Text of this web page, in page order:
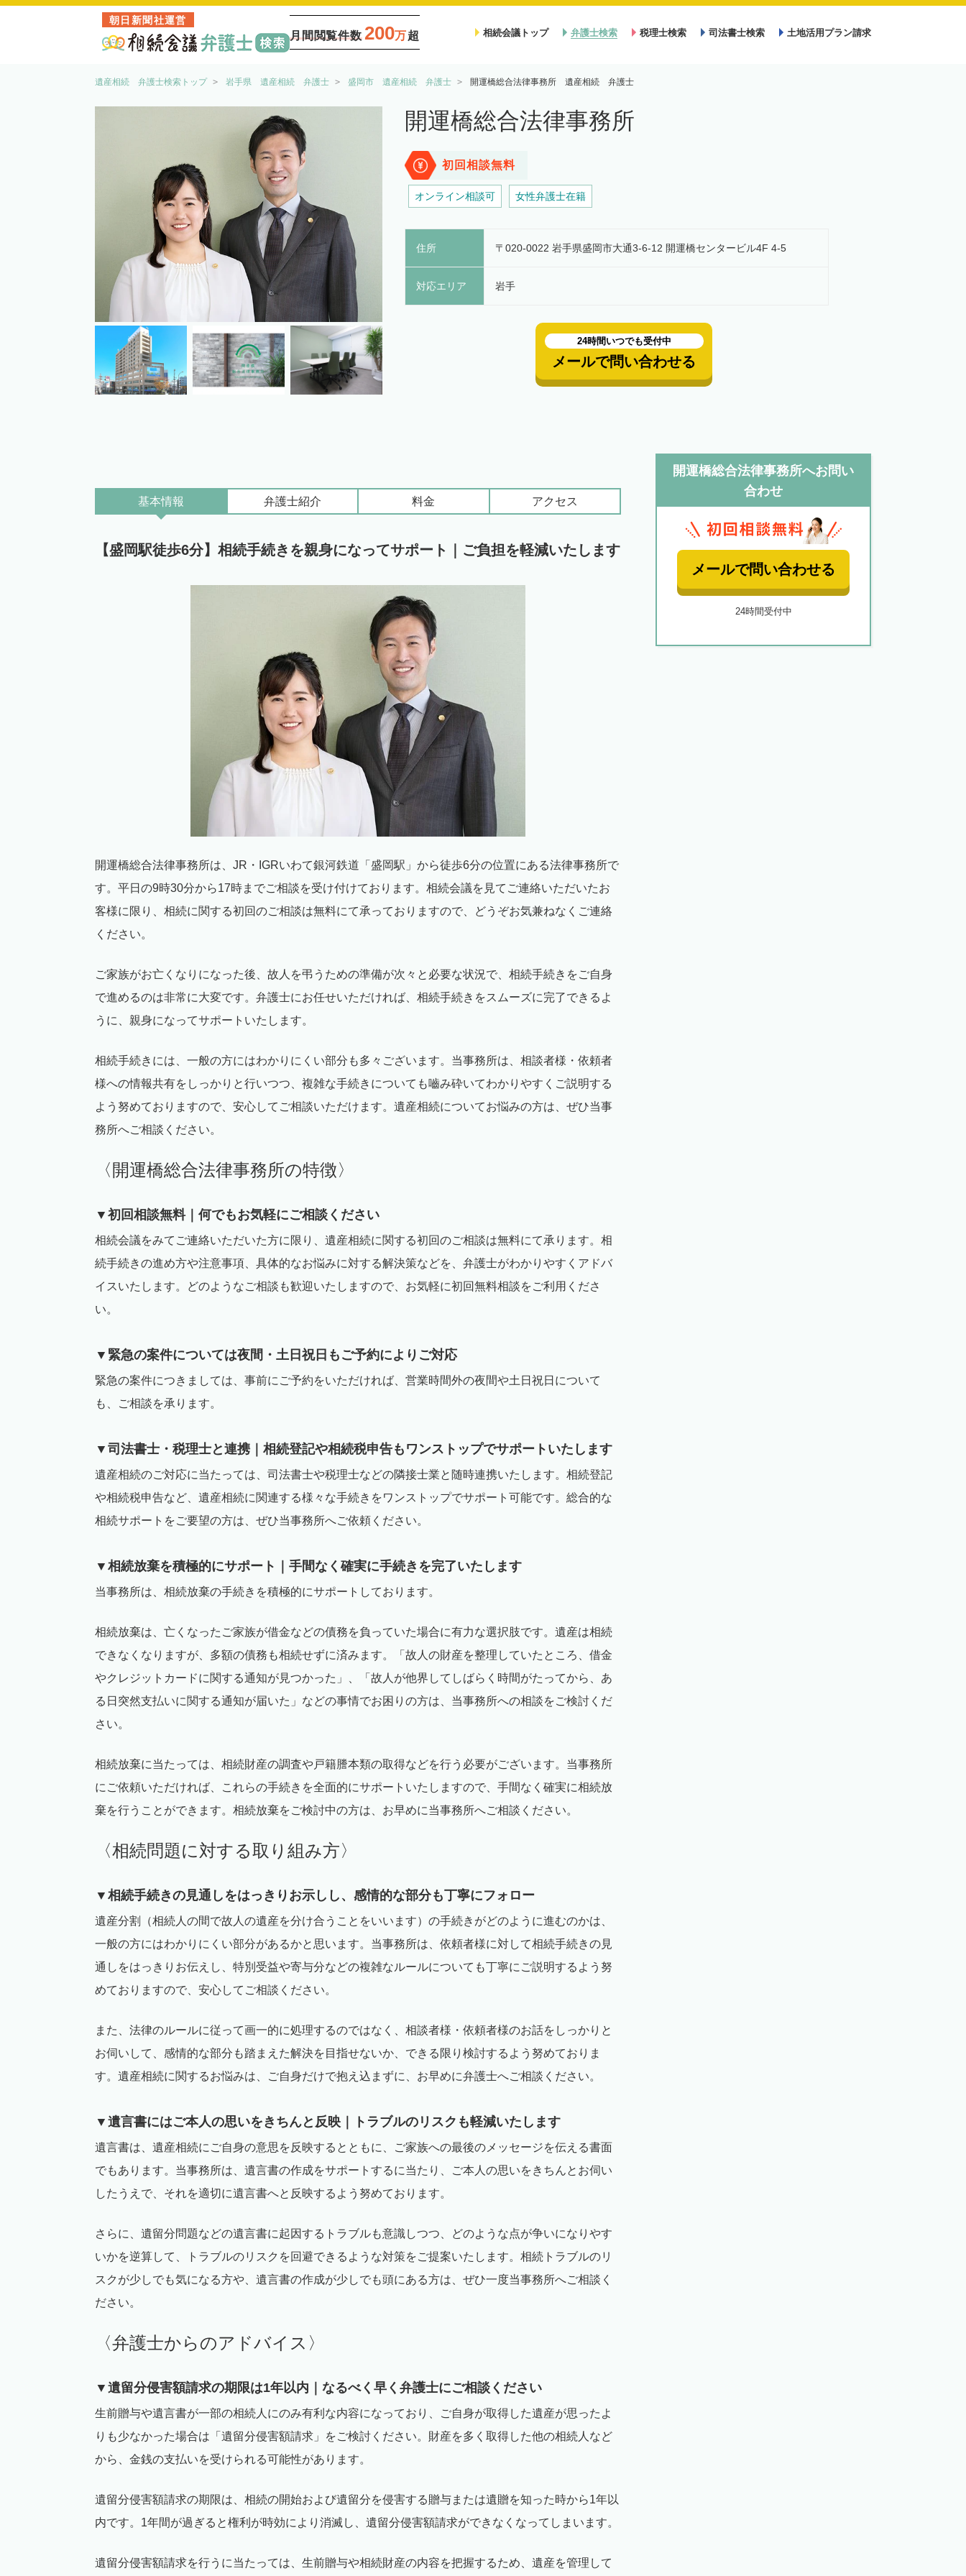
朝日新聞社運営
月間閲覧件数 200万超 相続会議トップ 弁護士検索 税理士検索 司法書士検索 土地活用プラン請求
遺産相続 弁護士検索トップ 岩手県 遺産相続 弁護士 盛岡市 遺産相続 弁護士 開運橋総合法律事務所 遺産相続 弁護士
開運橋総合法律事務所
初回相談無料
オンライン相談可 女性弁護士在籍
住所 〒020-0022 岩手県盛岡市大通3-6-12 開運橋センタービル4F 4-5
対応エリア 岩手
24時間いつでも受付中
メールで問い合わせる
基本情報 弁護士紹介 料金 アクセス
【盛岡駅徒歩6分】相続手続きを親身になってサポート｜ご負担を軽減いたします
開運橋総合法律事務所は、 JR ・ IGRいわて銀河鉄道「盛岡駅」から徒歩6分の位置にある法律事務所で
す。平日の9時30分から17時までご相談を受け付けております。相続会議を見てご連絡いただいたお
客様に限り、相続に関する初回のご相談は無料にて承っておりますので、どうぞお気兼ねなくご連絡
ください。
ご家族がお亡くなりになった後、故人を弔うための準備が次々と必要な状況で、相続手続きをご自身
で進めるのは非常に大変です。弁護士にお任せいただければ、相続手続きをスムーズに完了できるよ
うに、親身になってサポートいたします。
相続手続きには、一般の方にはわかりにくい部分も多々ございます。当事務所は、相談者様・依頼者
様への情報共有をしっかりと行いつつ、複雑な手続きについても嚙み砕いてわかりやすくご説明する
よう努めておりますので、安心してご相談いただけます。遺産相続についてお悩みの方は、ぜひ当事
務所へご相談ください。
〈開運橋総合法律事務所の特徴〉
▼初回相談無料｜何でもお気軽にご相談ください
相続会議をみてご連絡いただいた方に限り、遺産相続に関する初回のご相談は無料にて承ります。相
続手続きの進め方や注意事項、具体的なお悩みに対する解決策などを、弁護士がわかりやすくアドバ
イスいたします。どのようなご相談も歓迎いたしますので、お気軽に初回無料相談をご利用くださ
い。
▼緊急の案件については夜間・土日祝日もご予約によりご対応
緊急の案件につきましては、事前にご予約をいただければ、営業時間外の夜間や土日祝日について
も、ご相談を承ります。
▼司法書士・税理士と連携｜相続登記や相続税申告もワンストップでサポートいたします
遺産相続のご対応に当たっては、司法書士や税理士などの隣接士業と随時連携いたします。相続登記
や相続税申告など、遺産相続に関連する様々な手続きをワンストップでサポート可能です。総合的な
相続サポートをご要望の方は、ぜひ当事務所へご依頼ください。
▼相続放棄を積極的にサポート｜手間なく確実に手続きを完了いたします
当事務所は、相続放棄の手続きを積極的にサポートしております。
相続放棄は、亡くなったご家族が借金などの債務を負っていた場合に有力な選択肢です。遺産は相続
できなくなりますが、多額の債務も相続せずに済みます。「故人の財産を整理していたところ、借金
やクレジットカードに関する通知が見つかった」、「故人が他界してしばらく時間がたってから、あ
る日突然支払いに関する通知が届いた」などの事情でお困りの方は、当事務所への相談をご検討くだ
さい。
相続放棄に当たっては、相続財産の調査や戸籍謄本類の取得などを行う必要がございます。当事務所
にご依頼いただければ、これらの手続きを全面的にサポートいたしますので、手間なく確実に相続放
棄を行うことができます。相続放棄をご検討中の方は、お早めに当事務所へご相談ください。
〈相続問題に対する取り組み方〉
▼相続手続きの見通しをはっきりお示しし、感情的な部分も丁寧にフォロー
遺産分割（相続人の間で故人の遺産を分け合うことをいいます）の手続きがどのように進むのかは、
一般の方にはわかりにくい部分があるかと思います。当事務所は、依頼者様に対して相続手続きの見
通しをはっきりお伝えし、特別受益や寄与分などの複雑なルールについても丁寧にご説明するよう努
めておりますので、安心してご相談ください。
また、法律のルールに従って画一的に処理するのではなく、相談者様・依頼者様のお話をしっかりと
お伺いして、感情的な部分も踏まえた解決を目指せないか、できる限り検討するよう努めておりま
す。遺産相続に関するお悩みは、ご自身だけで抱え込まずに、お早めに弁護士へご相談ください。
▼遺言書にはご本人の思いをきちんと反映｜トラブルのリスクも軽減いたします
遺言書は、遺産相続にご自身の意思を反映するとともに、ご家族への最後のメッセージを伝える書面
でもあります。当事務所は、遺言書の作成をサポートするに当たり、ご本人の思いをきちんとお伺い
したうえで、それを適切に遺言書へと反映するよう努めております。
さらに、遺留分問題などの遺言書に起因するトラブルも意識しつつ、どのような点が争いになりやす
いかを逆算して、トラブルのリスクを回避できるような対策をご提案いたします。相続トラブルのリ
スクが少しでも気になる方や、遺言書の作成が少しでも頭にある方は、ぜひ一度当事務所へご相談く
ださい。
〈弁護士からのアドバイス〉
▼遺留分侵害額請求の期限は1年以内｜なるべく早く弁護士にご相談ください
生前贈与や遺言書が一部の相続人にのみ有利な内容になっており、ご自身が取得した遺産が思ったよ
りも少なかった場合は「遺留分侵害額請求」をご検討ください。財産を多く取得した他の相続人など
から、金銭の支払いを受けられる可能性があります。
遺留分侵害額請求の期限は、相続の開始および遺留分を侵害する贈与または遺贈を知った時から1年以
内です。 1年間が過ぎると権利が時効により消滅し、遺留分侵害額請求ができなくなってしまいます。
遺留分侵害額請求を行うに当たっては、生前贈与や相続財産の内容を把握するため、遺産を管理して
開運橋総合法律事務所へお問い
合わせ
メールで問い合わせる
24時間受付中